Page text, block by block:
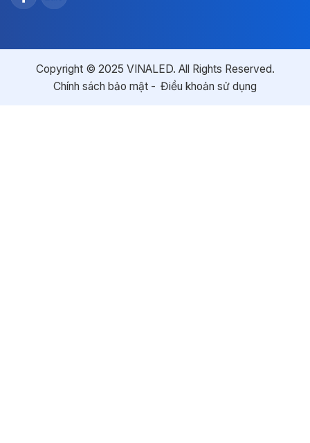
Copyright © 2025 VINALED. All Rights Reserved.
Chính sách bảo mật
Điều khoản sử dụng